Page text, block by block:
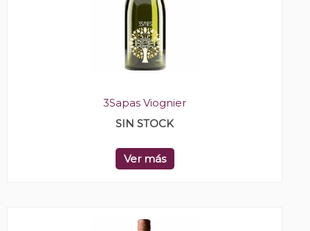
3Sapas Viognier
SIN STOCK
Ver más